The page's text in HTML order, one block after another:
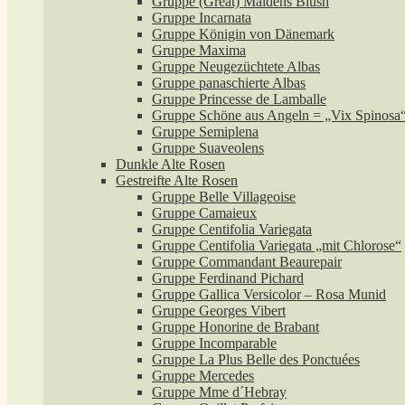
Gruppe Incarnata
Gruppe Königin von Dänemark
Gruppe Maxima
Gruppe Neugezüchtete Albas
Gruppe panaschierte Albas
Gruppe Princesse de Lamballe
Gruppe Schöne aus Angeln = „Vix
Gruppe Semiplena
Gruppe Suaveolens
Dunkle Alte Rosen
Gestreifte Alte Rosen
Gruppe Belle Villageoise
Gruppe Camaieux
Gruppe Centifolia Variegata
Gruppe Centifolia Variegata „mit Chlorose“
Gruppe Commandant Beaurepair
Gruppe Ferdinand Pichard
Gruppe Gallica Versicolor – Rosa Munid
Gruppe Georges Vibert
Gruppe Honorine de Brabant
Gruppe Incomparable
Gruppe La Plus Belle des Ponctuées
Gruppe Mercedes
Gruppe Mme d´Hebray